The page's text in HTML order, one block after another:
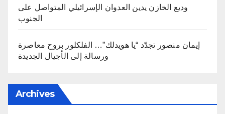
وديع الخازن يدين العدوان الإسرائيلي المتواصل على
الجنوب
إيمان منصور تجدّد “يا هويدلك”… الفلكلور بروح معاصرة
ورسالة إلى الأجيال الجديدة
Archives